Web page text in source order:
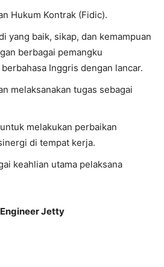
Hukum Kontrak (Fidic).
yang baik, sikap, dan kemampuan
berbagai pemangku
Inggris dengan lancar.
melaksanakan tugas sebagai
melakukan perbaikan
di tempat kerja.
keahlian utama pelaksana
Jetty